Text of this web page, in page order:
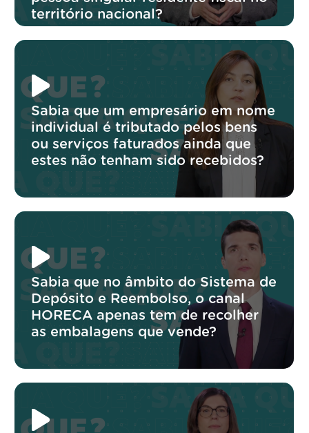
território nacional?
Sabia que um empresário em nome
individual é tributado pelos bens
ou serviços faturados ainda que
estes não tenham sido recebidos?
Sabia que no âmbito do Sistema de
Depósito e Reembolso, o canal
HORECA apenas tem de recolher
as embalagens que vende?